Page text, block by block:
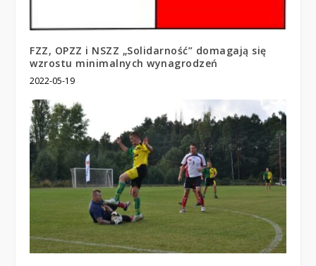
FZZ, OPZZ i NSZZ „Solidarność” domagają się
wzrostu minimalnych wynagrodzeń
2022-05-19